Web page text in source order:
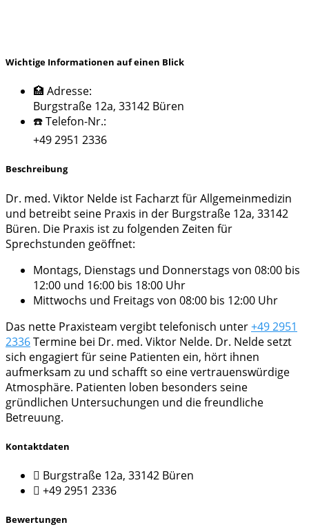
Wichtige Informationen auf einen Blick
🏥 Adresse:
Burgstraße 12a, 33142 Büren
☎️ Telefon-Nr.:
+49 2951 2336
Beschreibung
Dr. med. Viktor Nelde ist Facharzt für Allgemeinmedizin
und betreibt seine Praxis in der Burgstraße 12a, 33142
Büren. Die Praxis ist zu folgenden Zeiten für
Sprechstunden geöffnet:
Montags, Dienstags und Donnerstags von 08:00 bis
12:00 und 16:00 bis 18:00 Uhr
Mittwochs und Freitags von 08:00 bis 12:00 Uhr
Das nette Praxisteam vergibt telefonisch unter+49 2951
2336Termine bei Dr. med. Viktor Nelde. Dr. Nelde setzt
sich engagiert für seine Patienten ein, hört ihnen
aufmerksam zu und schafft so eine vertrauenswürdige
Atmosphäre. Patienten loben besonders seine
gründlichen Untersuchungen und die freundliche
Betreuung.
Kontaktdaten
Burgstraße 12a, 33142 Büren
+49 2951 2336
Bewertungen